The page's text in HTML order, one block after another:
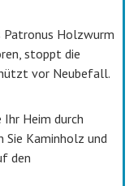
Patronus Holzwurm
stoppt die
vor Neubefall.
Ihr Heim durch
Sie Kaminholz und
den